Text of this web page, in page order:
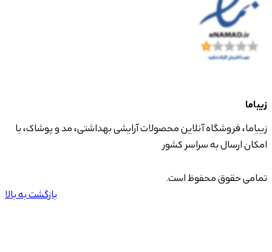
زیباما
زیباما، فروشگاه آنلاین محصولات آرایشی بهداشتی، مد و پوشاک، با
امکان ارسال به سراسر کشور
تمامی حقوق محفوظ است.
بازگشت به بالا